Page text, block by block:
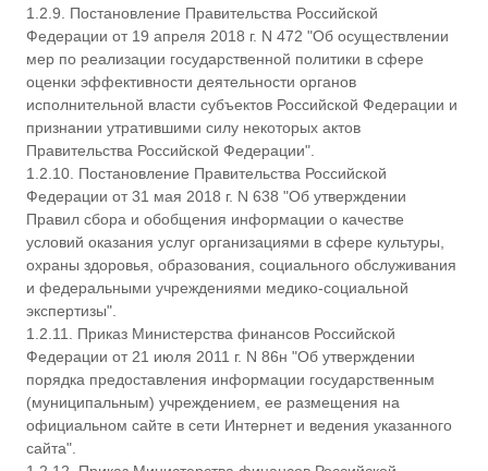
1.2.9. Постановление Правительства Российской
Федерации от 19 апреля 2018 г. N 472 "Об осуществлении
мер по реализации государственной политики в сфере
оценки эффективности деятельности органов
исполнительной власти субъектов Российской Федерации и
признании утратившими силу некоторых актов
Правительства Российской Федерации".
1.2.10. Постановление Правительства Российской
Федерации от 31 мая 2018 г. N 638 "Об утверждении
Правил сбора и обобщения информации о качестве
условий оказания услуг организациями в сфере культуры,
охраны здоровья, образования, социального обслуживания
и федеральными учреждениями медико-социальной
экспертизы".
1.2.11. Приказ Министерства финансов Российской
Федерации от 21 июля 2011 г. N 86н "Об утверждении
порядка предоставления информации государственным
(муниципальным) учреждением, ее размещения на
официальном сайте в сети Интернет и ведения указанного
сайта".